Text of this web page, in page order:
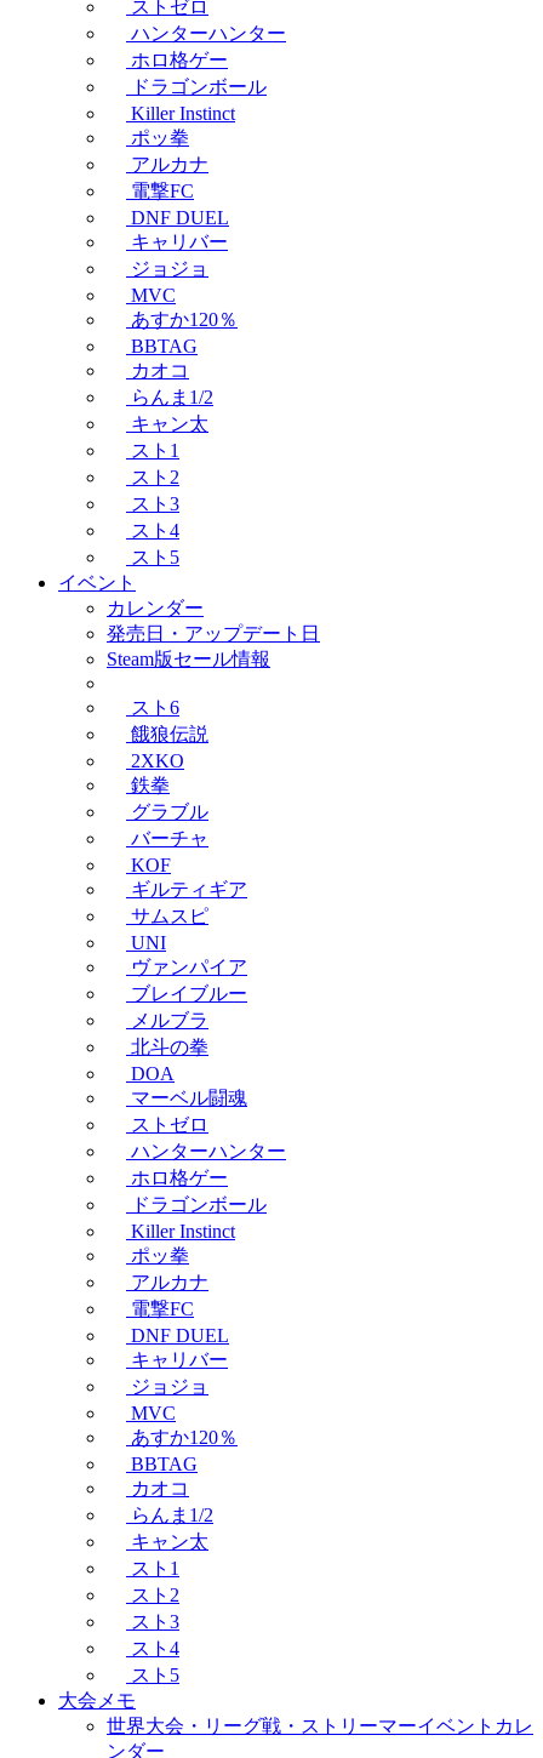
ストゼロ
ハンターハンター
ホロ格ゲー
ドラゴンボール
Killer Instinct
ポッ拳
アルカナ
電撃FC
DNF DUEL
キャリバー
ジョジョ
MVC
あすか120％
BBTAG
カオコ
らんま1/2
キャン太
スト1
スト2
スト3
スト4
スト5
イベント
カレンダー
発売日・アップデート日
Steam版セール情報
スト6
餓狼伝説
2XKO
鉄拳
グラブル
バーチャ
KOF
ギルティギア
サムスピ
UNI
ヴァンパイア
ブレイブルー
メルブラ
北斗の拳
DOA
マーベル闘魂
ストゼロ
ハンターハンター
ホロ格ゲー
ドラゴンボール
Killer Instinct
ポッ拳
アルカナ
電撃FC
DNF DUEL
キャリバー
ジョジョ
MVC
あすか120％
BBTAG
カオコ
らんま1/2
キャン太
スト1
スト2
スト3
スト4
スト5
大会メモ
世界大会・リーグ戦・ストリーマーイベントカレ
ンダー